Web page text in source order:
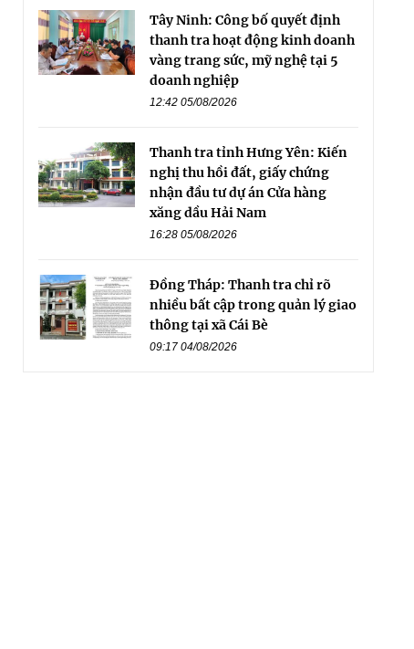
Tây Ninh: Công bố quyết định
thanh tra hoạt động kinh doanh
vàng trang sức, mỹ nghệ tại 5
doanh nghiệp
12:42 05/08/2026
Thanh tra tỉnh Hưng Yên: Kiến
nghị thu hồi đất, giấy chứng
nhận đầu tư dự án Cửa hàng
xăng dầu Hải Nam
16:28 05/08/2026
Đồng Tháp: Thanh tra chỉ rõ
nhiều bất cập trong quản lý giao
thông tại xã Cái Bè
09:17 04/08/2026